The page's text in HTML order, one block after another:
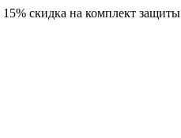
15% скидка на комплект защиты